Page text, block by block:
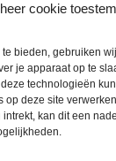
cookie
bieden, gebruiken
je apparaat op te
technologieën
op deze site
intrekt, kan dit een
Grote Kerk
/ koster
kerkblad en
en gedragscode